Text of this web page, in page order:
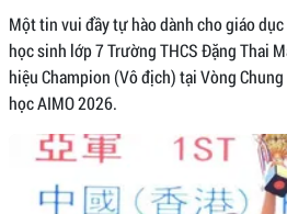
Một tin vui đầy tự hào dành cho giáo dục
học sinh lớp 7 Trường THCS Đặng Thai
hiệu Champion (Vô địch) tại Vòng
học AIMO 2026.